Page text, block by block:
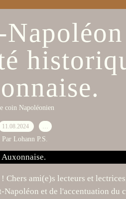
coin Napoléonien
11.08.2024 …
Par Lohann P.S.
ami(e)s lecteurs et
Napoléon et de l'accentuation du